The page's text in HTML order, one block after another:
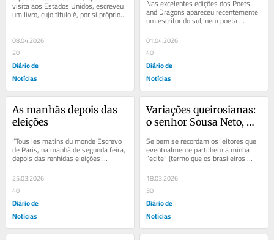
visita aos Estados Unidos, escreveu
um livro, cujo título é, por si próprio,
uma resposta e um desafio:...
08.04.2026
20
Diário de
Notícias
Nas excelentes edições dos Poets
and Dragons apareceu recentemente
um escritor do sul, nem poeta
assumido, nem sanguinário dragão,
que se...
01.04.2026
40
Diário de
Notícias
As manhãs depois das
eleições
“Tous les matins du monde Escrevo
de Paris, na manhã de segunda feira,
depois das renhidas eleições
municipais em França. Como entre
nós, e num...
25.03.2026
40
Diário de
Notícias
Variações queirosianas:
o senhor Sousa Neto,
Se bem se recordam os leitores que
eventualmente partilhem a minha
“ecite” (termo que os brasileiros
inventaram para nomear a paixão
avassaladora...
18.03.2026
30
Diário de
Notícias